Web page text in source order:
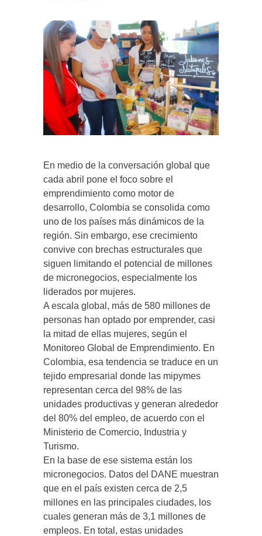
En medio de la conversación global que
cada abril pone el foco sobre el
emprendimiento como motor de
desarrollo, Colombia se consolida como
uno de los países más dinámicos de la
región. Sin embargo, ese crecimiento
convive con brechas estructurales que
siguen limitando el potencial de millones
de micronegocios, especialmente los
liderados por mujeres.
A escala global, más de 580 millones de
personas han optado por emprender, casi
la mitad de ellas mujeres, según el
Monitoreo Global de Emprendimiento. En
Colombia, esa tendencia se traduce en un
tejido empresarial donde las mipymes
representan cerca del 98% de las
unidades productivas y generan alrededor
del 80% del empleo, de acuerdo con el
Ministerio de Comercio, Industria y
Turismo.
En la base de ese sistema están los
micronegocios. Datos del DANE muestran
que en el país existen cerca de 2,5
millones en las principales ciudades, los
cuales generan más de 3,1 millones de
empleos. En total, estas unidades